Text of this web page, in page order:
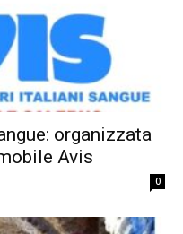
organizzata
Avis
0